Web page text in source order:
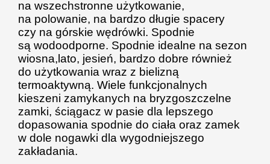
na wszechstronne użytkowanie,
na polowanie, na bardzo długie spacery
czy na górskie wędrówki. Spodnie
są wodoodporne. Spodnie idealne na sezon
wiosna,lato, jesień, bardzo dobre również
do użytkowania wraz z bielizną
termoaktywną. Wiele funkcjonalnych
kieszeni zamykanych na bryzgoszczelne
zamki, ściągacz w pasie dla lepszego
dopasowania spodnie do ciała oraz zamek
w dole nogawki dla wygodniejszego
zakładania.